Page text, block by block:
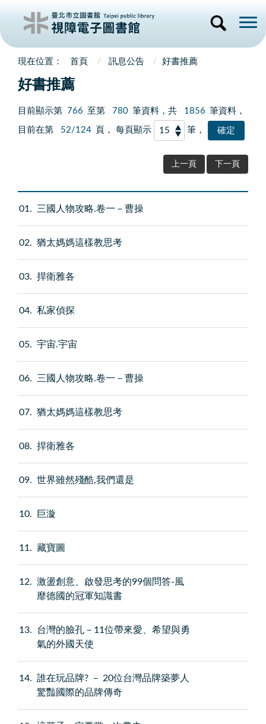
首頁 訊息公告 好書推薦
好書推薦
目前顯示第 766 至第 780 筆資料，共 1856 筆資料，
目前在第 52/124 頁， 每頁顯示 筆，
上一頁 下一頁
01 三國人物攻略.卷一－曹操
02 猶太媽媽這樣教思考
03 捍衛雅各
04 私家偵探
05 宇宙.宇宙
06 三國人物攻略.卷一－曹操
07 猶太媽媽這樣教思考
08 捍衛雅各
09 世界雖然殘酷,我們還是
10 巨漩
11 藏寶圖
12
激盪創意、啟發思考的99個問答-風
靡德國的冠軍知識書
13
台灣的臉孔－11位帶來愛、希望與勇
氣的外國天使
14
誰在玩品牌? － 20位台灣品牌築夢人
驚豔國際的品牌傳奇